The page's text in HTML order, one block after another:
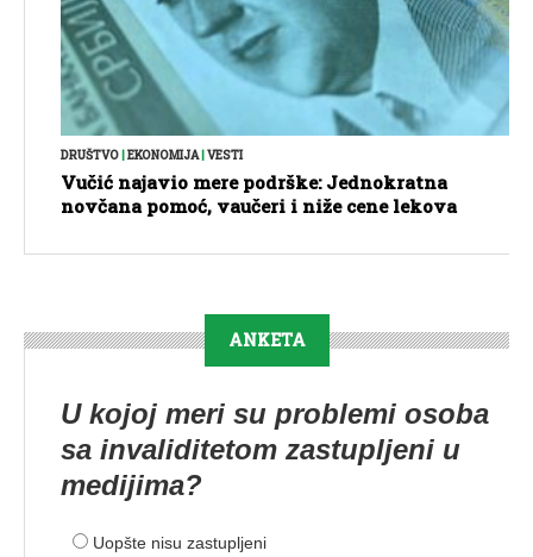
DRUŠTVO EKONOMIJA| VESTI
Vučić najavio mere podrške: Jednokratna
novčana pomoć, vaučeri i niže cene lekova
ANKETA
U kojoj meri su problemi osoba
sa invaliditetom zastupljeni u
medijima?
Uopšte nisu zastupljeni